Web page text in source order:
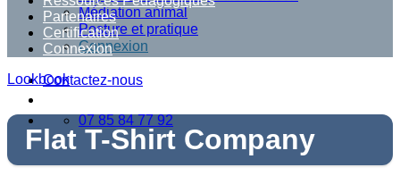
Médiation animal
Posture et pratique
Connexion
Contactez-nous
07 85 84 77 92
Partenaires
Certification
Connexion
Lookbook
Flat T-Shirt Company